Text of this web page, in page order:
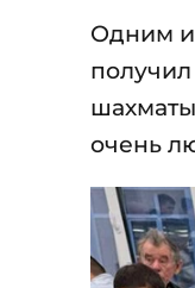
Одним
очень